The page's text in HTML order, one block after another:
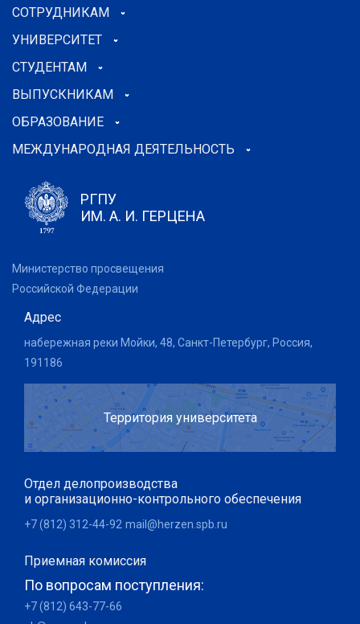
СОТРУДНИКАМ
УНИВЕРСИТЕТ
СТУДЕНТАМ
ВЫПУСКНИКАМ
ОБРАЗОВАНИЕ
МЕЖДУНАРОДНАЯ ДЕЯТЕЛЬНОСТЬ
РГПУ
ИМ. А. И. ГЕРЦЕНА
Министерство просвещения
Российской Федерации
Адрес
набережная реки Мойки, 48, Санкт-Петербург, Россия,
191186
Территория университета
Отдел делопроизводства
и организационно-контрольного обеспечения
+7 (812) 312-44-92 mail@herzen.spb.ru
Приемная комиссия
По вопросам поступления:
+7 (812) 643-77-66